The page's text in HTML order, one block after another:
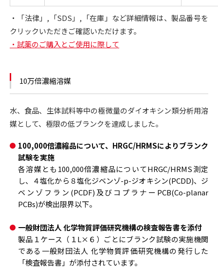
・「法律」,「SDS」,「在庫」など詳細情報は、製品番号を
クリックいただきご確認いただけます。
・試薬のご購入とご使用に際して
10万倍濃縮溶媒
水、食品、生体試料等中の極微量のダイオキシン類分析用溶
媒として、極限の低ブランクを達成しました。
100,000倍濃縮品について、HRGC/HRMSによりブランク
試験を実施
各溶媒とも100,000倍濃縮品についてHRGC/HRMS測定
し、４塩化から８塩化ジベンゾ-p-ジオキシン(PCDD)、ジ
ベンゾフラン(PCDF)及びコプラナーPCB(Co-planar
PCBs)が検出限界以下。
一般財団法人 化学物質評価研究機構の検査報告書を添付
製品１ケース（１L×６）ごとにブランク試験の実施機関
である一般財団法人 化学物質評価研究機構の発行した
「検査報告書」が添付されています。